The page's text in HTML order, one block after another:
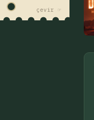
çevir ☞